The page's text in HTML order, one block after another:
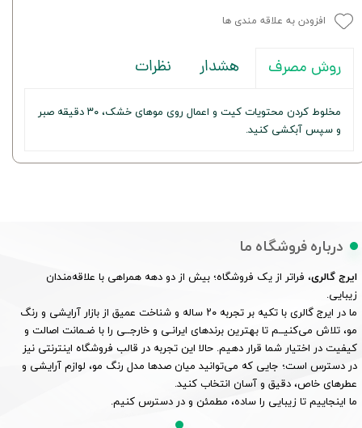
افزودن به علاقه مندی ها
روش مصرف هشدار نظرات
مخلوط کردن محتویات کیت و اعمال روی موهای خشک، ۳۰ دقیقه صبر
و سپس آبکشی کنید.
درباره فروشگاه ما
ایرج گالری، فراتر از یک فروشگاه؛ بیش از دو دهه همراهی با علاقه‌مندان
زیبایی.
ما در ایرج گالری با تکیه بر تجربه ۲۰ ساله و شناخت عمیق از بازار آرایشی و رنگ
مو، تلاش می‌کنیــم تا بهترین برندهای ایرانـی و خارجــی را با ضـمانت اصالت و
کیفیت در اختیار شما قرار دهیم. حالا این تجربه در قالب فروشگاه اینترنتی نیز
در دسترس است؛ جایی که می‌توانید میان صدها مدل رنگ مو، لوازم آرایشی و
عطرهای خاص، دقیق و آسان انتخاب کنید.
ما اینجاییم تا زیبایی را ساده، مطمئن و در دسترس کنیم.